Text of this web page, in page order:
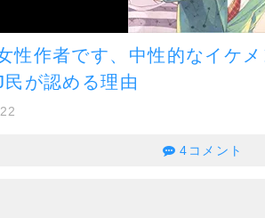
性作者です、中性的なイケ
が認める理由
4コメント